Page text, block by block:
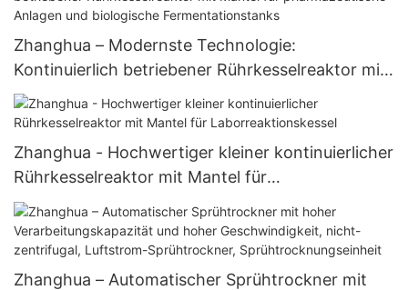
Zhanghua – Modernste Technologie:
Kontinuierlich betriebener Rührkesselreaktor mit
Mantel für pharmazeutische Anlagen und
biologische Fermentationstanks
Zhanghua - Hochwertiger kleiner kontinuierlicher
Rührkesselreaktor mit Mantel für
Laborreaktionskessel
Zhanghua – Automatischer Sprühtrockner mit